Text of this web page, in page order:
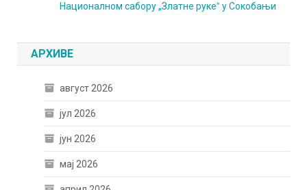
Националном сабору „Златне рукеˮ у Сокобањи
АРХИВЕ
август 2026
јул 2026
јун 2026
мај 2026